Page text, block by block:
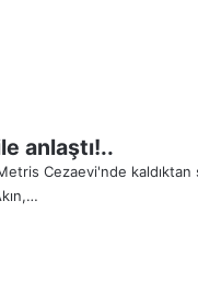
anlaştı!..
Cezaevi'nde